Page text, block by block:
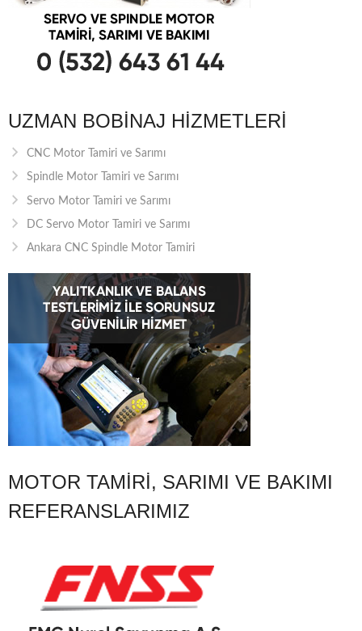
UZMAN BOBINAJ HIZMETLERI
CNC Motor Tamiri ve Sarımı
Spindle Motor Tamiri ve Sarımı
Servo Motor Tamiri ve Sarımı
DC Servo Motor Tamiri ve Sarımı
Ankara CNC Spindle Motor Tamiri
MOTOR TAMIRI, SARIMI VE BAKIMI
REFERANSLARIMIZ